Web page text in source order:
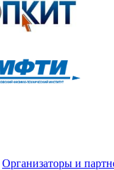
Организаторы и